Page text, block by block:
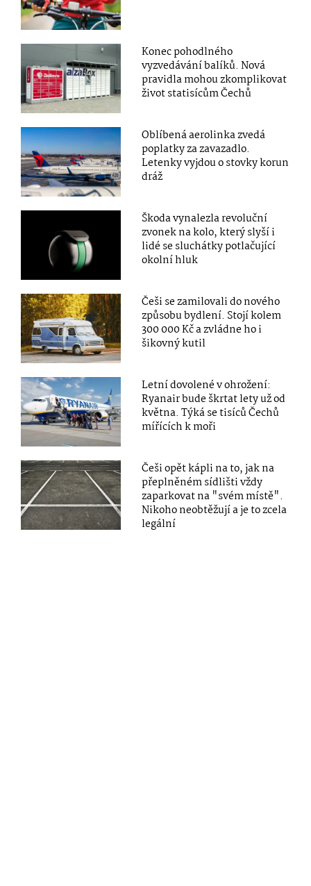
Konec pohodlného
vyzvedávání balíků. Nová
pravidla mohou zkomplikovat
život statisícům Čechů
Oblíbená aerolinka zvedá
poplatky za zavazadlo.
Letenky vyjdou o stovky korun
dráž
Škoda vynalezla revoluční
zvonek na kolo, který slyší i
lidé se sluchátky potlačující
okolní hluk
Češi se zamilovali do nového
způsobu bydlení. Stojí kolem
300 000 Kč a zvládne ho i
šikovný kutil
Letní dovolené v ohrožení:
Ryanair bude škrtat lety už od
května. Týká se tisíců Čechů
mířících k moři
Češi opět kápli na to, jak na
přeplněném sídlišti vždy
zaparkovat na "svém místě".
Nikoho neobtěžují a je to zcela
legální